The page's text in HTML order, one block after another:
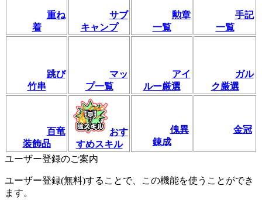
重ね
着
サブ
キャンプ
勲章
一覧
手記
一覧
跳び
竹串
マッ
プ一覧
アイ
ルー厳選
ガル
ク厳選
百竜
装飾品
おす
すめスキル
傀異
錬成
金冠
ユーザー登録のご案内
ユーザー登録(無料)することで、この機能を使うことができ
ます。